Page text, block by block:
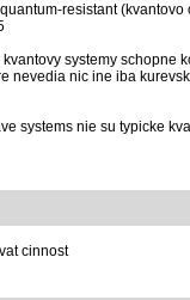
resistant (kvantovo
systemy schopne
nevedia nic ine iba
systems nie su typicke
cinnost